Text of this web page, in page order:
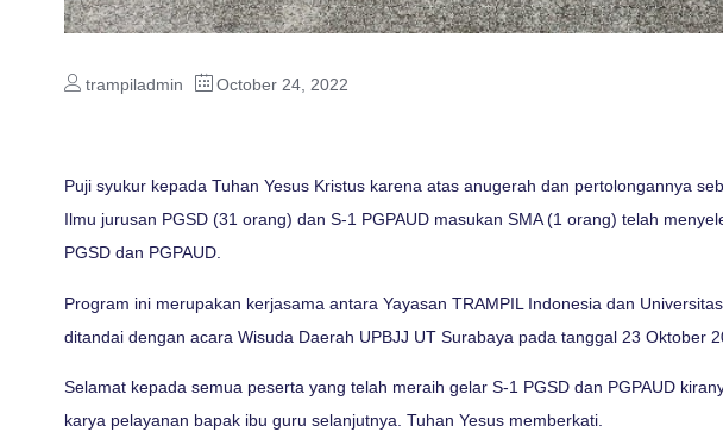
trampiladmin October 24, 2022
Puji syukur kepada Tuhan Yesus Kristus karena atas anugerah dan pertolongannya
Ilmu jurusan PGSD (31 orang) dan S-1 PGPAUD masukan SMA (1 orang) telah
PGSD dan PGPAUD.
Program ini merupakan kerjasama antara Yayasan TRAMPIL Indonesia dan
ditandai dengan acara Wisuda Daerah UPBJJ UT Surabaya pada tanggal 23 Oktober
Selamat kepada semua peserta yang telah meraih gelar S-1 PGSD dan PGPAUD
karya pelayanan bapak ibu guru selanjutnya. Tuhan Yesus memberkati.